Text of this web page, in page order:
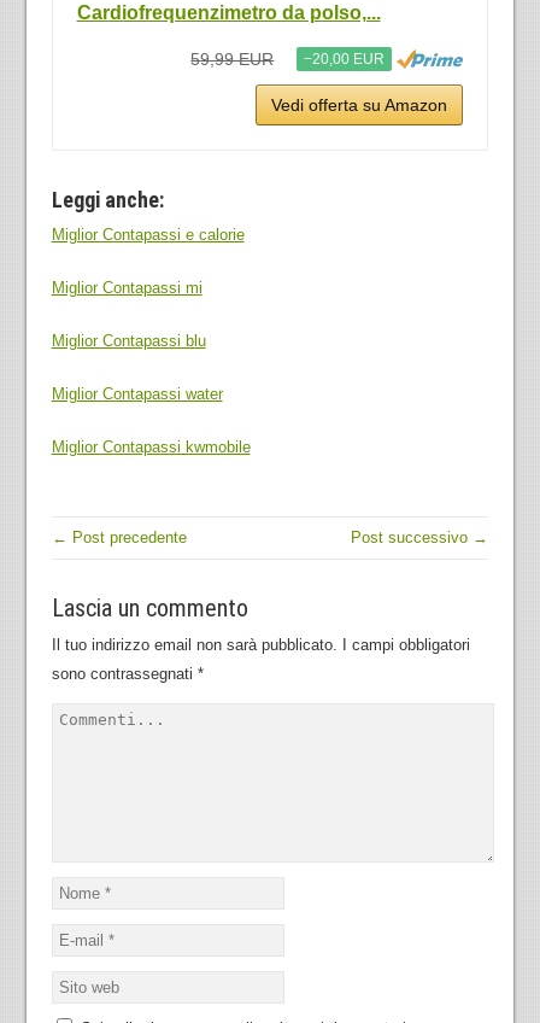
Cardiofrequenzimetro da polso,...
59,99 EUR −20,00 EUR
Vedi offerta su Amazon
Leggi anche:
Miglior Contapassi e calorie
Miglior Contapassi mi
Miglior Contapassi blu
Miglior Contapassi water
Miglior Contapassi kwmobile
← Post precedente Post successivo →
Lascia un commento
Il tuo indirizzo email non sarà pubblicato.
I campi obbligatori
sono contrassegnati *